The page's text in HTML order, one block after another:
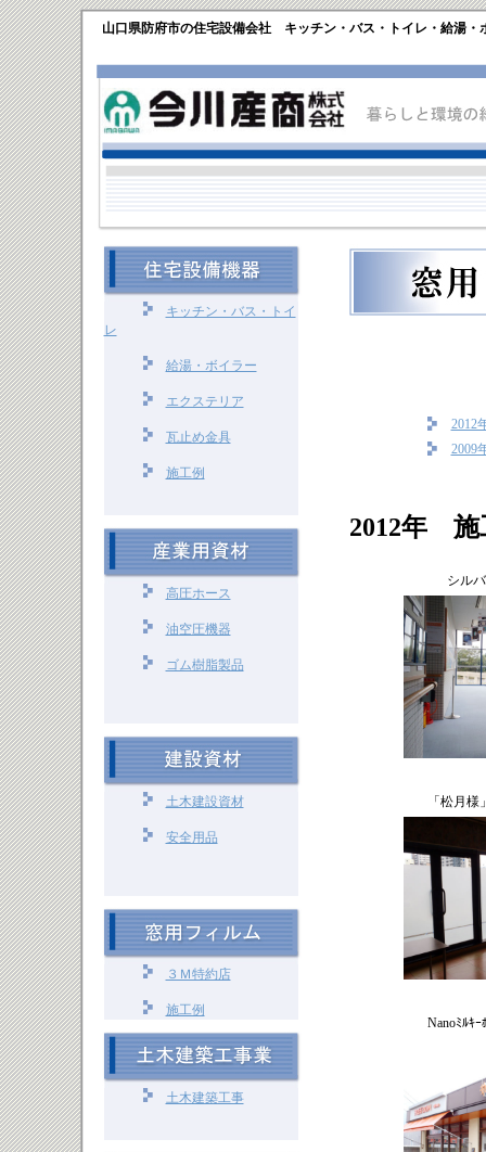
山口県防府市の住宅設備会社 キッチン・バス・トイレ・給湯
キッチン・バス・トイ
レ
給湯・ボイラー
エクステリア
瓦止め金具
施工例
高圧ホース
油空圧機器
ゴム樹脂製品
土木建設資材
安全用品
３Ｍ特約店
施工例
土木建築工事
2012
2009
2012年 施
シル
「松月
Nanoﾐﾙｷｰ